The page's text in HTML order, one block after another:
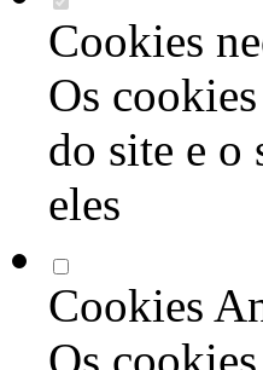
Cookies
Os
do site e o
eles
Cookies